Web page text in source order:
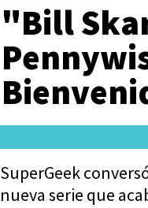
"Bill
SuperGeek
nueva serie que